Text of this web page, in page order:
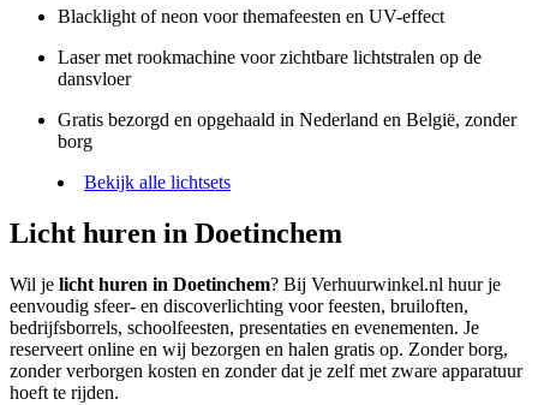
Blacklight of neon voor themafeesten en UV-effect
Laser met rookmachine voor zichtbare lichtstralen op de
dansvloer
Gratis bezorgd en opgehaald in Nederland en België, zonder
borg
Bekijk alle lichtsets
Licht huren in Doetinchem
Wil je licht huren in Doetinchem? Bij Verhuurwinkel.nl huur je
eenvoudig sfeer- en discoverlichting voor feesten, bruiloften,
bedrijfsborrels, schoolfeesten, presentaties en evenementen. Je
reserveert online en wij bezorgen en halen gratis op. Zonder borg,
zonder verborgen kosten en zonder dat je zelf met zware apparatuur
hoeft te rijden.